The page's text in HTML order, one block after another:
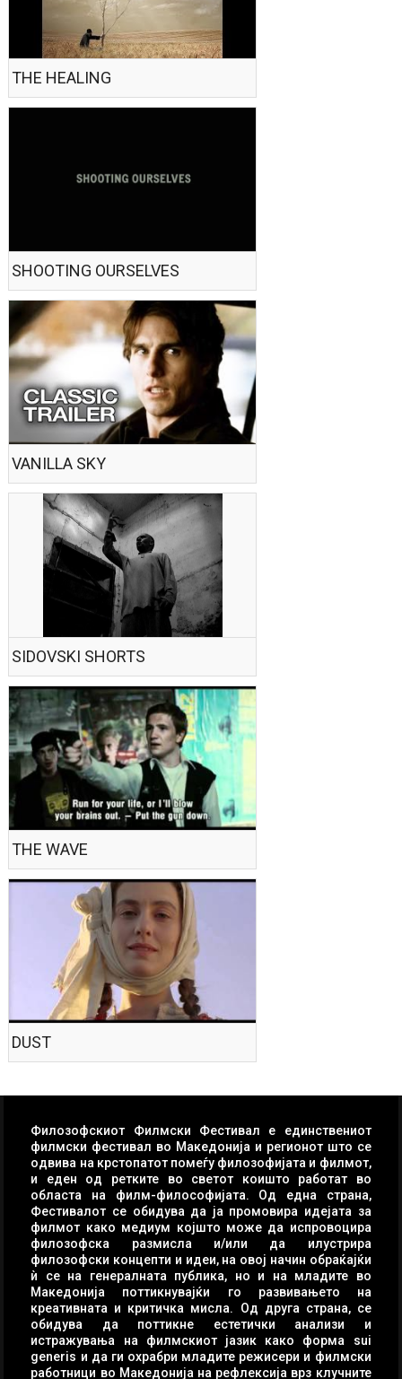
THE HEALING
SHOOTING OURSELVES
VANILLA SKY
SIDOVSKI SHORTS
THE WAVE
DUST
Филозофскиот Филмски Фестивал е единствениот
филмски фестивал во Македонија и регионот што се
одвива на крстопатот помеѓу филозофијата и филмот,
и еден од ретките во светот коишто работат во
областа на филм-философијата. Од една страна,
Фестивалот се обидува да ја промовира идејата за
филмот како медиум којшто може да испровоцира
филозофска размисла и/или да илустрира
филозофски концепти и идеи, на овој начин обраќајќи
ѝ се на генералната публика, но и на младите во
Македонија поттикнувајќи го развивањето на
креативната и критичка мисла. Од друга страна, се
обидува да поттикне естетички анализи и
истражувања на филмскиот јазик како форма sui
generis и да ги охрабри младите режисери и филмски
работници во Македонија на рефлексија врз клучните